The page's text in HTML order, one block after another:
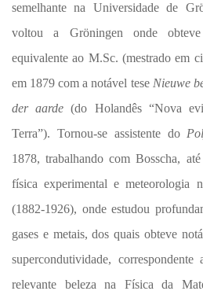
semelhante na Universidade de
voltou a Gröningen onde
equivalente ao M.Sc. (mestrado em
em 1879 com a notável tese Nieuwe
der aarde (do Holandês “Nova
Terra”). Tornou-se assistente do
1878, trabalhando com Bosscha,
física experimental e meteorologia
(1882-1926), onde estudou
gases e metais, dos quais obteve
supercondutividade,
relevante beleza na Física da